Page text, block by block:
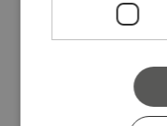
Bekijk product